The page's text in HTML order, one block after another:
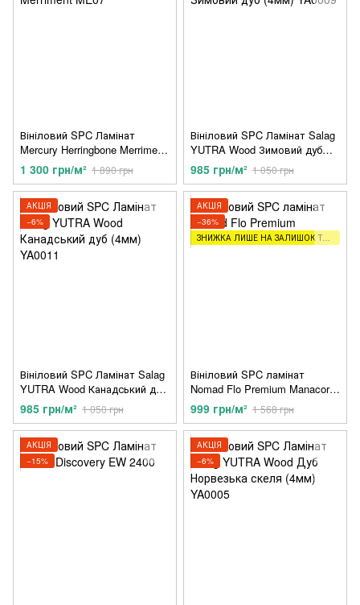
Вініловий SPC Ламінат
Mercury Herringbone Merriment
ME07
1 300 грн/м² 1 890 грн
Вініловий SPC Ламінат Salag
YUTRA Wood Зимовий дуб
(4мм) YA0009
985 грн/м² 1 050 грн
АКЦІЯ
−6%
Вініловий SPC Ламінат Salag
YUTRA Wood Канадський дуб
(4мм) YA0011
985 грн/м² 1 050 грн
АКЦІЯ
−36%
ЗНИЖКА ЛИШЕ НА ЗАЛИШОК ТОВАРУ (2,5,8М)
Вініловий SPC ламінат
Nomad Flo Premium Manacor
NF10114
999 грн/м² 1 568 грн
АКЦІЯ
−15%
АКЦІЯ
−6%